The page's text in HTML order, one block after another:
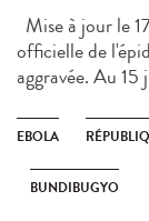
Mise à jour le
officielle de
aggravée. Au
EBOLA
BUNDIBUGYO